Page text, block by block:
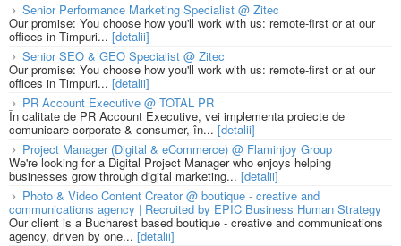
Senior Performance Marketing Specialist @ Zitec
Our promise: You choose how you'll work with us: remote-first or at our
offices in Timpuri... [detalii]
Senior SEO & GEO Specialist @ Zitec
Our promise: You choose how you'll work with us: remote-first or at our
offices in Timpuri... [detalii]
PR Account Executive @ TOTAL PR
În calitate de PR Account Executive, vei implementa proiecte de
comunicare corporate & consumer, în... [detalii]
Project Manager (Digital & eCommerce) @ Flaminjoy Group
We're looking for a Digital Project Manager who enjoys helping
businesses grow through digital marketing... [detalii]
Photo & Video Content Creator @ boutique - creative and
communications agency | Recruited by EPIC Business Human Strategy
Our client is a Bucharest based boutique - creative and communications
agency, driven by one... [detalii]